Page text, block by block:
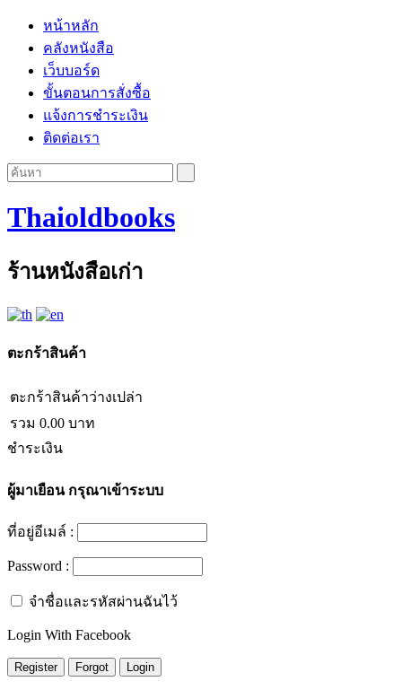
หน้าหลัก
คลังหนังสือ
เว็บบอร์ด
ขั้นตอนการสั่งซื้อ
แจ้งการชำระเงิน
ติดต่อเรา
Thaioldbooks
ร้านหนังสือเก่า
ตะกร้าสินค้า
ตะกร้าสินค้าว่างเปล่า
รวม 0.00 บาท
ชำระเงิน
ผู้มาเยือนกรุณาเข้าระบบ
ที่อยู่อีเมล์ :
Password :
จำชื่อและรหัสผ่านฉันไว้
Login With Facebook